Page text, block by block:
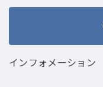
インフォメーション